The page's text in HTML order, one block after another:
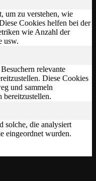
um zu verstehen, wie
Cookies helfen bei der
wie Anzahl der
usw.
relevante
Diese Cookies
und sammeln
bereitzustellen.
solche, die analysiert
eingeordnet wurden.